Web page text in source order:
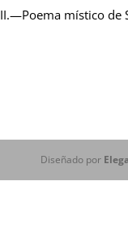
II.—Poema místico de
Diseñado por